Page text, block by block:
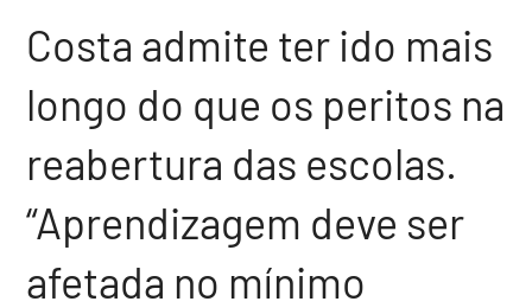
Costa admite ter ido mais
longo do que os peritos na
reabertura das escolas.
“Aprendizagem deve ser
afetada no mínimo